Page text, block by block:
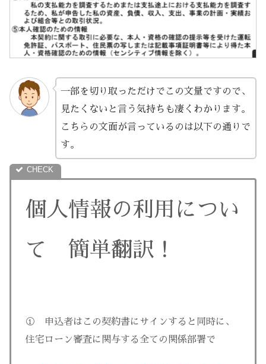
一部を切り取っただけでこの文量ですので、
見たくないと言う気持ちも凄くわかります。
こちらの文面が言っているのは以下の通りで
す。
個人情報の利用につい
て 簡単翻訳！
① 申込者はこの契約書にサインすると同時に、
住宅ローン審査に関与する全ての関係部署で